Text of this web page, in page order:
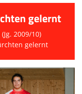
gelernt
2009/10)
gelernt